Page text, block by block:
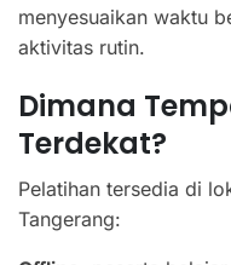
menyesuaikan waktu
aktivitas rutin.
Dimana
Terdekat?
Pelatihan tersedia di
Tangerang: